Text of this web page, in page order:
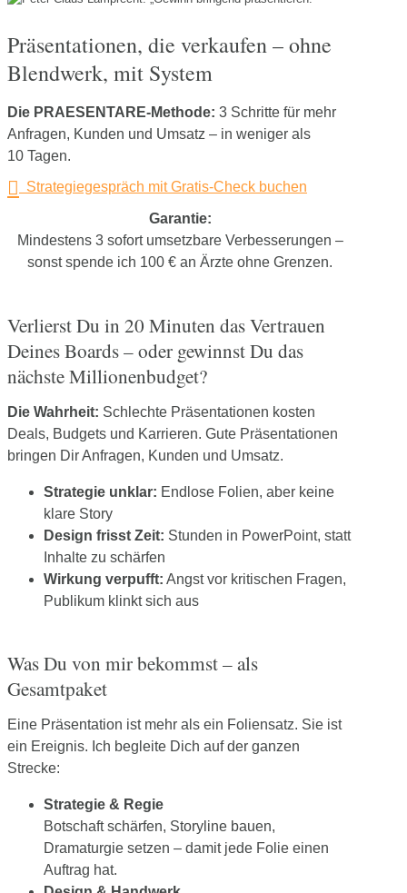
Präsentationen, die verkaufen – ohne
Blendwerk, mit System
Die PRAESENTARE-Methode: 3 Schritte für mehr
Anfragen, Kunden und Umsatz – in weniger als
10 Tagen.
Strategiegespräch mit Gratis-Check buchen
Garantie:
Mindestens 3 sofort umsetzbare Verbesserungen –
sonst spende ich 100 € an Ärzte ohne Grenzen.
Verlierst Du in 20 Minuten das Vertrauen
Deines Boards – oder gewinnst Du das
nächste Millionenbudget?
Die Wahrheit: Schlechte Präsentationen kosten
Deals, Budgets und Karrieren. Gute Präsentationen
bringen Dir Anfragen, Kunden und Umsatz.
Strategie unklar: Endlose Folien, aber keine
klare Story
Design frisst Zeit: Stunden in PowerPoint, statt
Inhalte zu schärfen
Wirkung verpufft: Angst vor kritischen Fragen,
Publikum klinkt sich aus
Was Du von mir bekommst – als
Gesamtpaket
Eine Präsentation ist mehr als ein Foliensatz. Sie ist
ein Ereignis. Ich begleite Dich auf der ganzen
Strecke:
Strategie & Regie
Botschaft schärfen, Storyline bauen,
Dramaturgie setzen – damit jede Folie einen
Auftrag hat.